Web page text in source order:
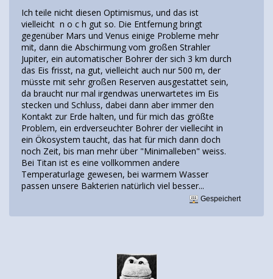
Ich teile nicht diesen Optimismus, und das ist
vielleicht n o c h gut so. Die Entfernung bringt
gegenüber Mars und Venus einige Probleme mehr
mit, dann die Abschirmung vom großen Strahler
Jupiter, ein automatischer Bohrer der sich 3 km durch
das Eis frisst, na gut, vielleicht auch nur 500 m, der
müsste mit sehr großen Reserven ausgestattet sein,
da braucht nur mal irgendwas unerwartetes im Eis
stecken und Schluss, dabei dann aber immer den
Kontakt zur Erde halten, und für mich das größte
Problem, ein erdverseuchter Bohrer der vielleciht in
ein Ökosystem taucht, das hat für mich dann doch
noch Zeit, bis man mehr über "Minimalleben" weiss.
Bei Titan ist es eine vollkommen andere
Temperaturlage gewesen, bei warmem Wasser
passen unsere Bakterien natürlich viel besser...
Gespeichert